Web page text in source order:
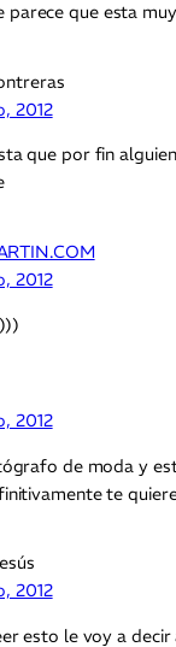
parece que esta
2012
que por fin
2012
2012
de moda y
te
2012
esto le voy a decir